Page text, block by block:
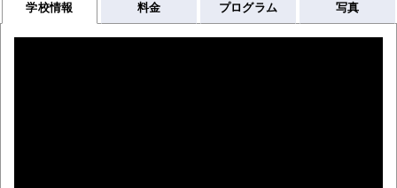
学校情報 料金 プログラム 写真